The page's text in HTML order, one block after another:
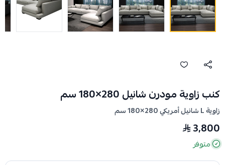
كنب زاوية مودرن شانيل 280×180 سم
زاوية L شانيل أمريكي 280×180 سم
3,800
متوفر